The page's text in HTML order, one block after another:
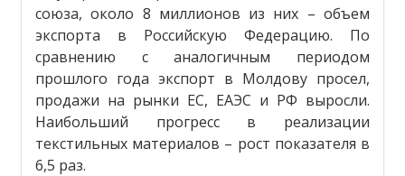
союза, около 8 миллионов из них – объем
экспорта в Российскую Федерацию. По
сравнению с аналогичным периодом
прошлого года экспорт в Молдову просел,
продажи на рынки ЕС, ЕАЭС и РФ выросли.
Наибольший прогресс в реализации
текстильных материалов – рост показателя в
6,5 раз.